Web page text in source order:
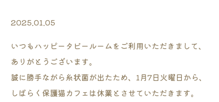
2025.01.05
いつもハッピータビールームをご利用いただきまして、
ありがとうございます。
誠に勝手ながら糸状菌が出たため、1月7日火曜日から、
しばらく保護猫カフェは休業とさせていただきます。